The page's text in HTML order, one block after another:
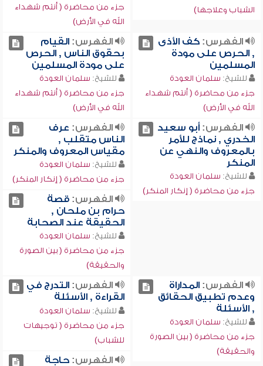
الشباب وعلاجها)
جزء من محاضرة ( أنتم شهداء
الله في الأرض)
الفهرس:كف الأذى
, الحرص على مودة
المسلمين
للشيخ: سلمان العودة
جزء من محاضرة ( أنتم شهداء
الله في الأرض)
الفهرس:القيام
بحقوق الناس , الحرص
على مودة المسلمين
للشيخ: سلمان العودة
جزء من محاضرة ( أنتم شهداء
الله في الأرض)
الفهرس:أبو سعيد
الخدري , نماذج للأمر
بالمعروف والنهي عن
المنكر
للشيخ: سلمان العودة
جزء من محاضرة ( إنكار المنكر)
الفهرس: عرف
الناس متقلب ,
مقياس المعروف والمنكر
للشيخ: سلمان العودة
جزء من محاضرة ( إنكار المنكر)
الفهرس:قصة
حرام بن ملحان ,
الحقيقة عند الصحابة
للشيخ: سلمان العودة
جزء من محاضرة ( بين الصورة
والحقيقة)
الفهرس:المداراة
وعدم تطبيق الحقائق
, الأسئلة
للشيخ: سلمان العودة
جزء من محاضرة ( بين الصورة
والحقيقة)
الفهرس:التدرج في
القراءة , الأسئلة
للشيخ: سلمان العودة
جزء من محاضرة ( توجيهات
للشباب)
الفهرس:حاجة